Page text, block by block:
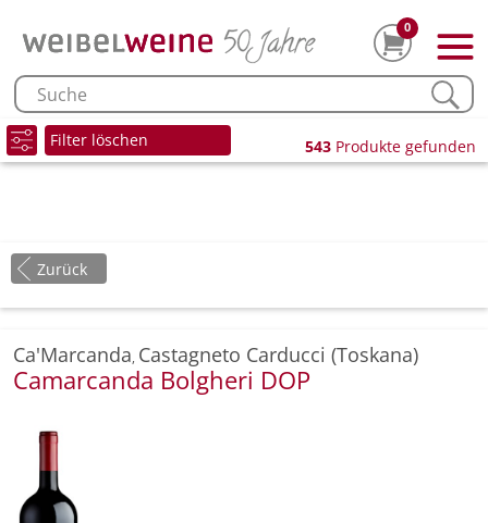
0
Filter löschen 543 Produkte gefunden
Zurück
Ca'Marcanda, Castagneto Carducci (Toskana)
Camarcanda Bolgheri DOP